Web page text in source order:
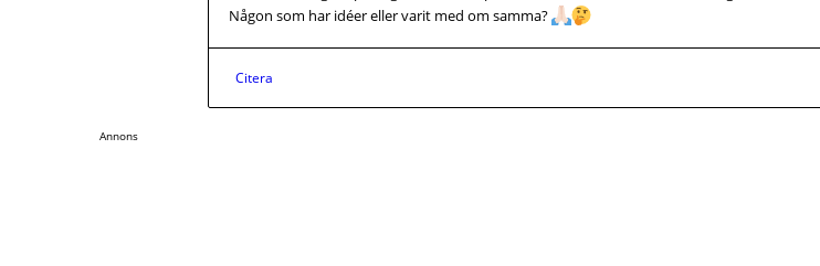
Någon som har idéer eller varit med om samma?
Citera
Annons